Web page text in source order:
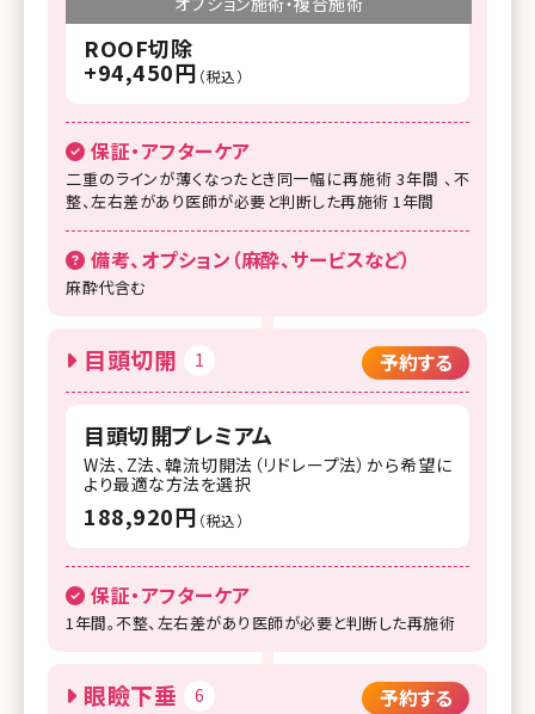
ROOF切除
+94,450円 （税込）
保証・アフターケア
二重のラインが薄くなったとき同一幅に再施術 3年間 、不
整、左右差があり医師が必要と判断した再施術 1年間
備考、オプション（麻酔、サービスなど）
麻酔代含む
目頭切開 1 予約する
目頭切開プレミアム
W法、Z法、韓流切開法（リドレープ法）から希望に
より最適な方法を選択
188,920円 （税込）
保証・アフターケア
1年間。不整、左右差があり医師が必要と判断した再施術
眼瞼下垂 6 予約する